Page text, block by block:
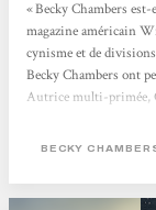
« Becky Chambers
magazine américain
cynisme et de
Becky Chambers ont
Autrice multi-primée,
scientifiques
BECKY